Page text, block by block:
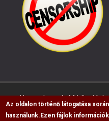
Kapcsolat
Az oldalon történő látogatása
használunk. Ezen fájlok